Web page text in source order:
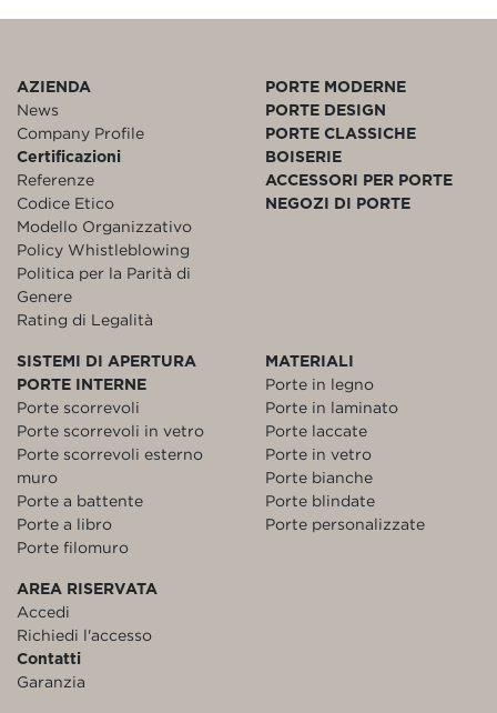
AZIENDA
News
Company Profile
Certificazioni
Referenze
Codice Etico
Modello Organizzativo
Policy Whistleblowing
Politica per la Parità di
Genere
Rating di Legalità
PORTE MODERNE
PORTE DESIGN
PORTE CLASSICHE
BOISERIE
ACCESSORI PER PORTE
NEGOZI DI PORTE
SISTEMI DI APERTURA
PORTE INTERNE
Porte scorrevoli
Porte scorrevoli in vetro
Porte scorrevoli esterno
muro
Porte a battente
Porte a libro
Porte filomuro
MATERIALI
Porte in legno
Porte in laminato
Porte laccate
Porte in vetro
Porte bianche
Porte blindate
Porte personalizzate
AREA RISERVATA
Accedi
Richiedi l'accesso
Contatti
Garanzia